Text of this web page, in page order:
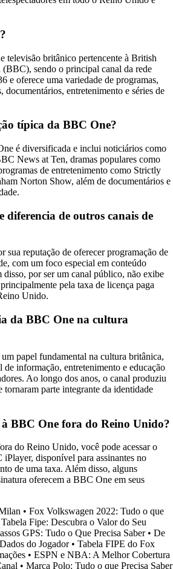
televisão britânico pertencente à British
sendo o principal canal da rede
e oferece uma variedade de programas,
documentários, entretenimento e séries de
típica da BBC One?
é diversificada e inclui noticiários como
News at Ten, dramas populares como
de entretenimento como Strictly
Norton Show, além de documentários e
diferencia de outros canais de
sua reputação de oferecer programação de
com um foco especial em conteúdo
por ser um canal público, não exibe
pela taxa de licença paga
Unido.
da BBC One na cultura
papel fundamental na cultura britânica,
informação, entretenimento e educação
Ao longo dos anos, o canal produziu
tornaram parte integrante da identidade
à BBC One fora do Reino Unido?
do Reino Unido, você pode acessar o
disponível para assinantes no
de uma taxa. Além disso, alguns
oferecem a BBC One em seus
• Fox Volkswagen 2022: Tudo o que
Fipe: Descubra o Valor do Seu
GPS: Tudo o Que Precisa Saber• De
do Jogador• Tabela FIPE do Fox
• ESPN e NBA: A Melhor Cobertura
• Marca Polo: Tudo o que Precisa Saber